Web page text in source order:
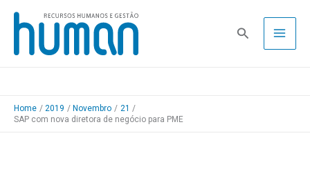
Skip
content
Pesquisa
Home 2019 Novembro
21
SAP com nova diretora de negócio para PME